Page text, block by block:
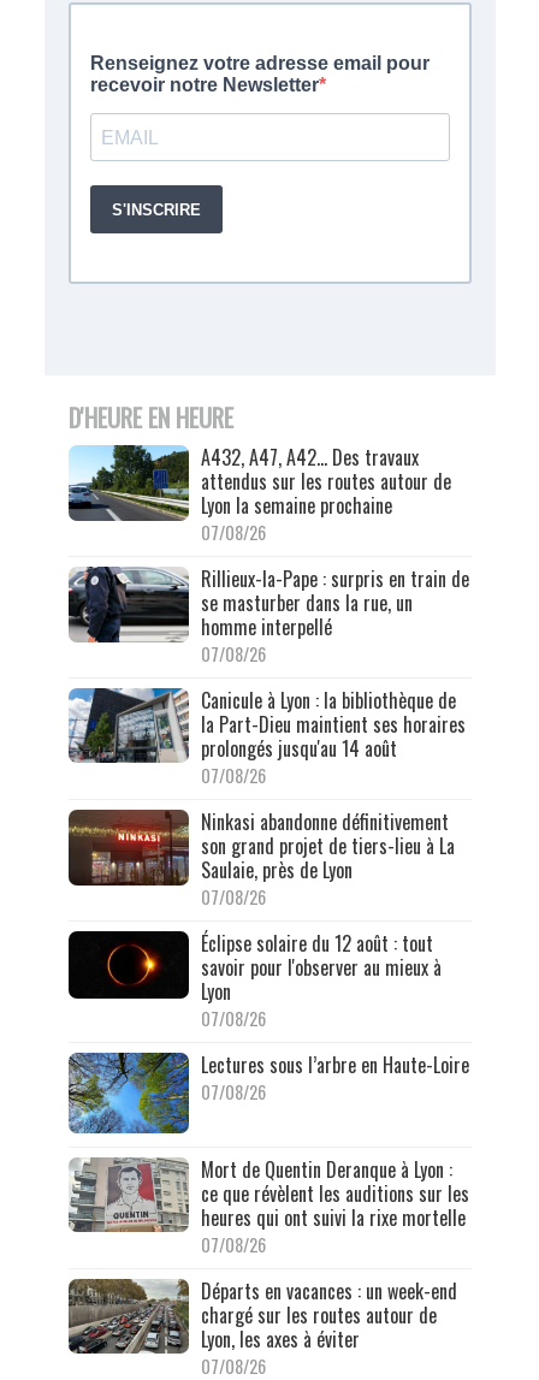
D'HEURE EN HEURE
A432, A47, A42… Des travaux
attendus sur les routes autour de
Lyon la semaine prochaine
07/08/26
Rillieux-la-Pape : surpris en train de
se masturber dans la rue, un
homme interpellé
07/08/26
Canicule à Lyon : la bibliothèque de
la Part-Dieu maintient ses horaires
prolongés jusqu'au 14 août
07/08/26
Ninkasi abandonne définitivement
son grand projet de tiers-lieu à La
Saulaie, près de Lyon
07/08/26
Éclipse solaire du 12 août : tout
savoir pour l'observer au mieux à
Lyon
07/08/26
Lectures sous l’arbre en Haute-Loire
07/08/26
Mort de Quentin Deranque à Lyon :
ce que révèlent les auditions sur les
heures qui ont suivi la rixe mortelle
07/08/26
Départs en vacances : un week-end
chargé sur les routes autour de
Lyon, les axes à éviter
07/08/26